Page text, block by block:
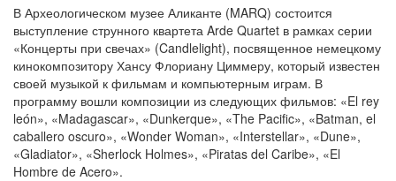
В Археологическом музее Аликанте (MARQ) состоится
выступление струнного квартета Arde Quartet в рамках серии
«Концерты при свечах» (Candlelight), посвященное немецкому
кинокомпозитору Хансу Флориану Циммеру, который известен
своей музыкой к фильмам и компьютерным играм. В
программу вошли композиции из следующих фильмов: «El rey
león», «Madagascar», «Dunkerque», «The Pacific», «Batman, el
caballero oscuro», «Wonder Woman», «Interstellar», «Dune»,
«Gladiator», «Sherlock Holmes», «Piratas del Caribe», «El
Hombre de Acero».